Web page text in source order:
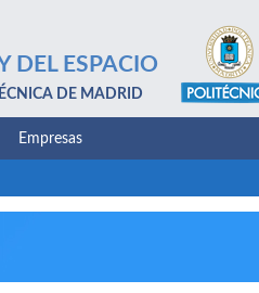
DEL ESPACIO
DE MADRID
Empresas